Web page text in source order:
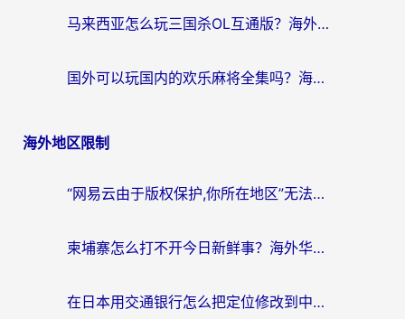
马来西亚怎么玩三国杀OL互通版？海外党必看的国服游戏加速器避坑指南
国外可以玩国内的欢乐麻将全集吗？海外党亲测有效的国服游戏加速指南
海外地区限制
“网易云由于版权保护,你所在地区”无法播放？海外党听国内音乐听书的加速器选择指南
柬埔寨怎么打不开今日新鲜事？海外华人追剧看新闻的加速器选择指南
在日本用交通银行怎么把定位修改到中国国内？海外党必备实用指南（附追剧支付社交全解）